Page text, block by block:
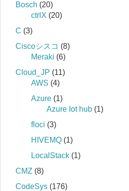
Bosch (20)
ctrlX (20)
C (3)
Ciscoシスコ (8)
Meraki (6)
Cloud_JP (11)
AWS (4)
Azure (1)
Azure Iot hub (1)
floci (3)
HIVEMQ (1)
LocalStack (1)
CMZ (8)
CodeSys (176)